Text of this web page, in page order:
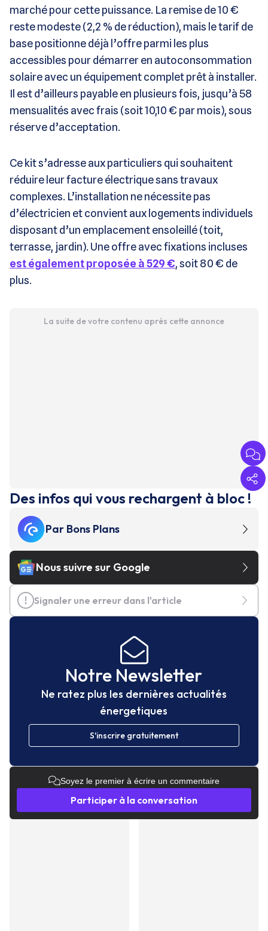
marché pour cette puissance. La remise de 10 €
reste modeste (2,2 % de réduction), mais le tarif de
base positionne déjà l’offre parmi les plus
accessibles pour démarrer en autoconsommation
solaire avec un équipement complet prêt à installer.
Il est d’ailleurs payable en plusieurs fois, jusqu’à 58
mensualités avec frais (soit 10,10 € par mois), sous
réserve d’acceptation.
Ce kit s’adresse aux particuliers qui souhaitent
réduire leur facture électrique sans travaux
complexes. L’installation ne nécessite pas
d’électricien et convient aux logements individuels
disposant d’un emplacement ensoleillé (toit,
terrasse, jardin). Une offre avec fixations incluses
est également proposée à 529 €, soit 80 € de
plus.
La suite de votre contenu après cette annonce
Des infos qui vous rechargent à bloc !
Par Bons Plans
Nous suivre sur Google
Signaler une erreur dans l'article
Notre Newsletter
Ne ratez plus les dernières actualités
énergetiques
S'inscrire gratuitement
Soyez le premier à écrire un commentaire
Participer à la conversation